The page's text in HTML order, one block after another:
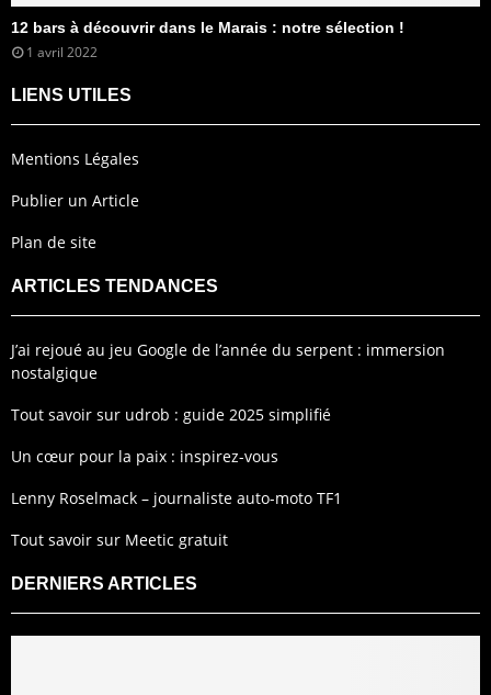
12 bars à découvrir dans le Marais : notre sélection !
1 avril 2022
LIENS UTILES
Mentions Légales
Publier un Article
Plan de site
ARTICLES TENDANCES
J’ai rejoué au jeu Google de l’année du serpent : immersion
nostalgique
Tout savoir sur udrob : guide 2025 simplifié
Un cœur pour la paix : inspirez-vous
Lenny Roselmack – journaliste auto-moto TF1
Tout savoir sur Meetic gratuit
DERNIERS ARTICLES